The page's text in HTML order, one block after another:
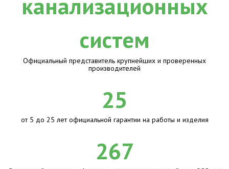
Официальный представитель крупнейших и проверенных
производителей
25
от 5 до 25 лет официальной гарантии на работы и изделия
267